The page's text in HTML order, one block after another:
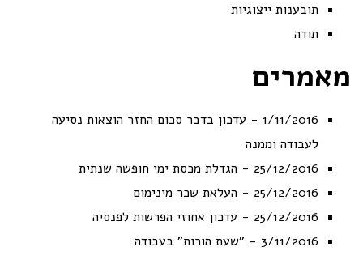
תובענות ייצוגיות
תודה
מאמרים
1/11/2016 - עדכון בדבר סכום החזר הוצאות נסיעה
לעבודה וממנה
25/12/2016 - הגדלת מכסת ימי חופשה שנתית
25/12/2016 - העלאת שכר מינימום
25/12/2016 - עדכון אחוזי הפרשות לפנסיה
3/11/2016 - "שעת הורות" בעבודה